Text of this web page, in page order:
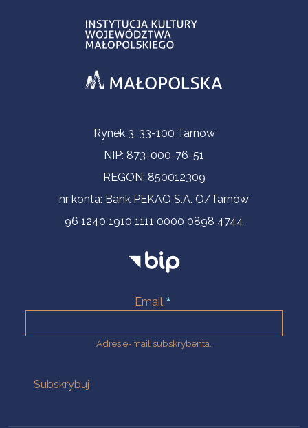
Informacje kontaktoweRynek 3, 33-100 Tarnów
NIP: 873-000-76-51
REGON: 850012309
nr konta: Bank PEKAO S.A. O/Tarnów
96 1240 1910 1111 0000 0898 4744
Email
Adres e-mail subskrybenta.